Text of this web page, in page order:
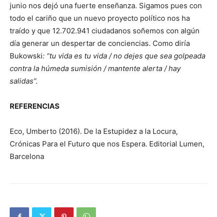
junio nos dejó una fuerte enseñanza. Sigamos pues con
todo el cariño que un nuevo proyecto político nos ha
traído y que 12.702.941 ciudadanos soñemos con algún
día generar un despertar de conciencias. Como diría
Bukowski: “tu vida es tu vida / no dejes que sea golpeada
contra la húmeda sumisión / mantente alerta / hay
salidas”.
REFERENCIAS
Eco, Umberto (2016). De la Estupidez a la Locura,
Crónicas Para el Futuro que nos Espera. Editorial Lumen,
Barcelona